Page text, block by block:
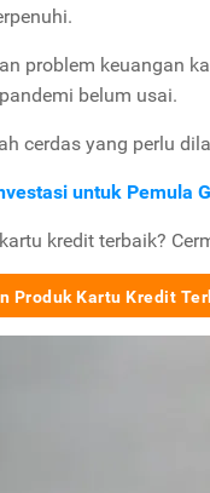
problem keuangan
belum usai.
cerdas yang perlu
untuk Pemula
kredit terbaik?
Produk Kartu Kredit